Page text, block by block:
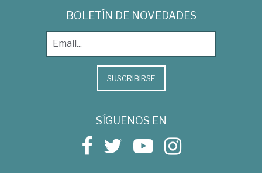
BOLETÍN DE NOVEDADES
SUSCRIBIRSE
SÍGUENOS EN